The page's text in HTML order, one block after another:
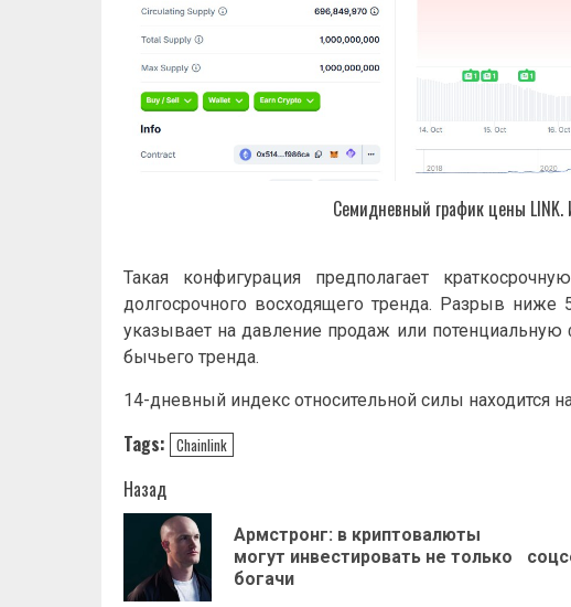
Семидневный график цены LINK.
Такая конфигурация предполагает
долгосрочного восходящего тренда. Разрыв ниже
указывает на давление продаж или
бычьего тренда.
14-дневный индекс относительной силы находится
Tags: Chainlink
Навигация
записи
Назад
Армстронг: в криптовалюты
могут инвестировать не только
богачи